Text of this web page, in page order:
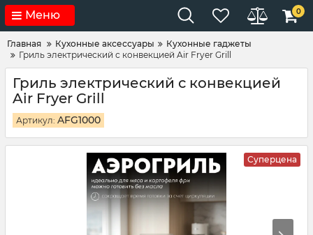
Меню 0
Главная Кухонные аксессуары
Кухонные гаджеты
Гриль электрический с конвекцией Air Fryer Grill
Гриль электрический с конвекцией
Air Fryer Grill
Артикул: AFG1000
Суперцена